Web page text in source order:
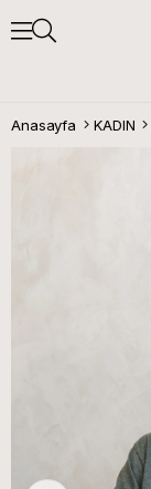
Anasayfa KADIN